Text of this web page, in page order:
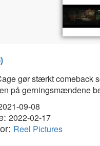
gør stærkt comeback
på gerningsmændene
09-08
2022-02-17
Reel Pictures